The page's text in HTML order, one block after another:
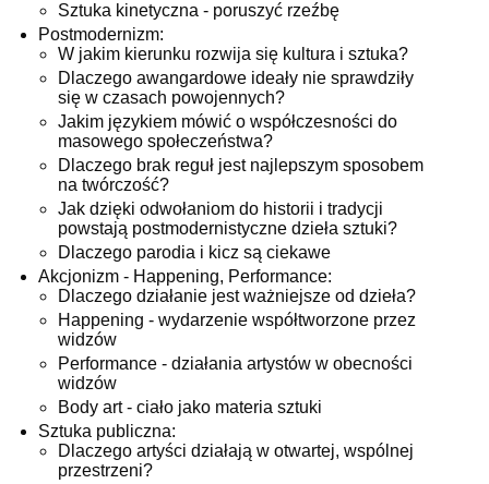
Sztuka kinetyczna - poruszyć rzeźbę
Postmodernizm:
W jakim kierunku rozwija się kultura i sztuka?
Dlaczego awangardowe ideały nie sprawdziły
się w czasach powojennych?
Jakim językiem mówić o współczesności do
masowego społeczeństwa?
Dlaczego brak reguł jest najlepszym sposobem
na twórczość?
Jak dzięki odwołaniom do historii i tradycji
powstają postmodernistyczne dzieła sztuki?
Dlaczego parodia i kicz są ciekawe
Akcjonizm - Happening, Performance:
Dlaczego działanie jest ważniejsze od dzieła?
Happening - wydarzenie współtworzone przez
widzów
Performance - działania artystów w obecności
widzów
Body art - ciało jako materia sztuki
Sztuka publiczna:
Dlaczego artyści działają w otwartej, wspólnej
przestrzeni?